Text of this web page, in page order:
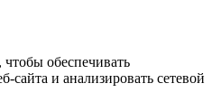
обеспечивать
сайта и анализировать сетевой